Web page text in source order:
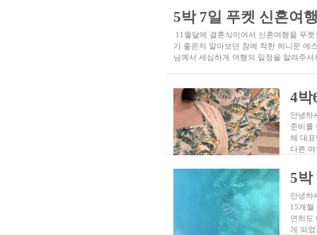
5박 7일 푸켓 신혼여
11월달에 결혼식이여서 신혼여행을 푸
가 좋은지 알아보던 참에 착한 허니문 에
님께서 세심하게 여행의 일정을 알려주
4박
안녕하
준비를
체 대
다른
5박
안녕하
15개월
연히도
게 되